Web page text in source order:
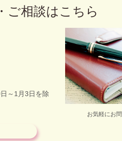
ご相談はこちら
お気軽にお
～1月3日を除